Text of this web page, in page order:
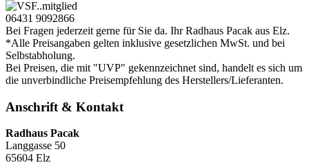
06431 9092866
Bei Fragen jederzeit gerne für Sie da. Ihr Radhaus Pacak aus Elz.
*Alle Preisangaben gelten inklusive gesetzlichen MwSt. und bei
Selbstabholung.
Bei Preisen, die mit "UVP" gekennzeichnet sind, handelt es sich um
die unverbindliche Preisempfehlung des Herstellers/Lieferanten.
Anschrift & Kontakt
Radhaus Pacak
Langgasse 50
65604 Elz